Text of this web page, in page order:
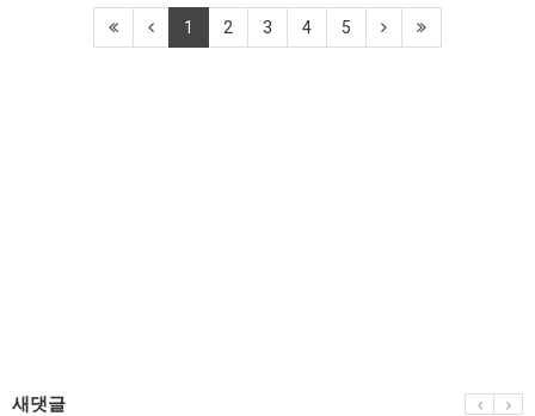
1 2 3 4 5
새댓글